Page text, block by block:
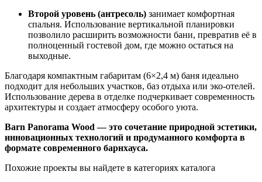
Второй уровень (антресоль) занимает комфортная
спальня. Использование вертикальной планировки
позволило расширить возможности бани, превратив её в
полноценный гостевой дом, где можно остаться на
выходные.
Благодаря компактным габаритам (6×2,4 м) баня идеально
подходит для небольших участков, баз отдыха или эко-отелей.
Использование дерева в отделке подчеркивает современность
архитектуры и создает атмосферу особого уюта.
Barn Panorama Wood — это сочетание природной эстетики,
инновационных технологий и продуманного комфорта в
формате современного барнхауса.
Похожие проекты вы найдете в категориях каталога